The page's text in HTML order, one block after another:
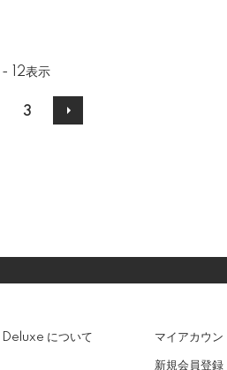
1 - 12表示
3
について マイアカウン
新規会員登録